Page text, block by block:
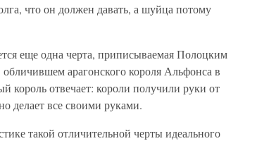
что он должен давать, а шуйца потому
еще одна черта, приписываемая Полоцким
арагонского короля Альфонса в
король отвечает: короли получили руки от
делает все своими руками.
такой отличительной черты идеального